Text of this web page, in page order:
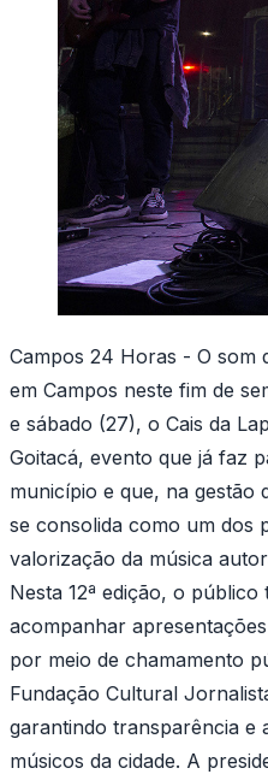
Campos 24 Horas - O som
em Campos neste fim de
e sábado (27), o Cais da
Goitacá, evento que já faz
município e que, na gestão
se consolida como um dos
valorização da música
Nesta 12ª edição, o
acompanhar
por meio de chamamento
Fundação Cultural
garantindo transparência e
músicos da cidade. A